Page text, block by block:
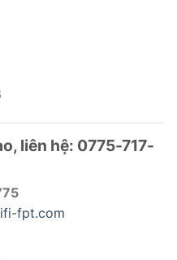
liên hệ: 0775-717-
fpt.com